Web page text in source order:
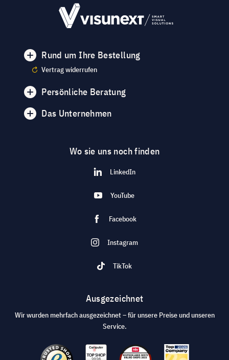
Rund um Ihre Bestellung
Vertrag widerrufen
Persönliche Beratung
Das Unternehmen
Wo sie uns noch finden
LinkedIn
YouTube
Facebook
Instagram
TikTok
Ausgezeichnet
Wir wurden mehrfach ausgezeichnet – für unsere Preise und unseren
Service.